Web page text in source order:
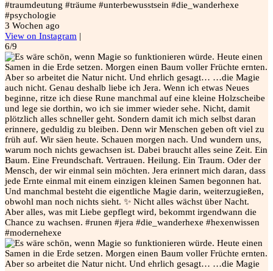
#traumdeutung #träume #unterbewusstsein #die_wanderhexe
#psychologie
3 Wochen ago
View on Instagram |
6/9